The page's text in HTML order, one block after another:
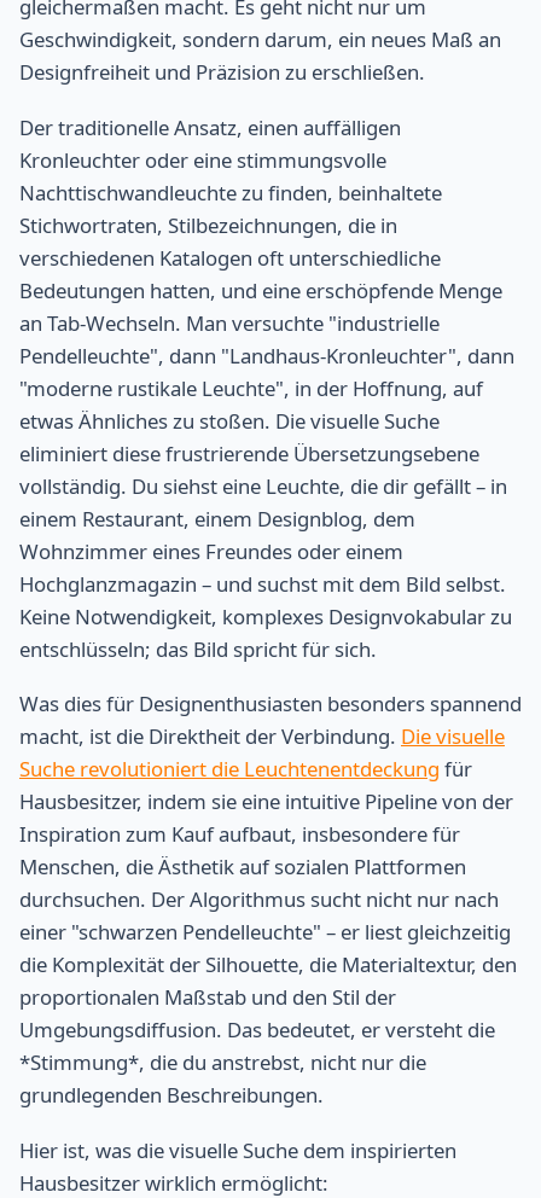
gleichermaßen macht. Es geht nicht nur um
Geschwindigkeit, sondern darum, ein neues Maß an
Designfreiheit und Präzision zu erschließen.
Der traditionelle Ansatz, einen auffälligen
Kronleuchter oder eine stimmungsvolle
Nachttischwandleuchte zu finden, beinhaltete
Stichwortraten, Stilbezeichnungen, die in
verschiedenen Katalogen oft unterschiedliche
Bedeutungen hatten, und eine erschöpfende Menge
an Tab-Wechseln. Man versuchte "industrielle
Pendelleuchte", dann "Landhaus-Kronleuchter", dann
"moderne rustikale Leuchte", in der Hoffnung, auf
etwas Ähnliches zu stoßen. Die visuelle Suche
eliminiert diese frustrierende Übersetzungsebene
vollständig. Du siehst eine Leuchte, die dir gefällt – in
einem Restaurant, einem Designblog, dem
Wohnzimmer eines Freundes oder einem
Hochglanzmagazin – und suchst mit dem Bild selbst.
Keine Notwendigkeit, komplexes Designvokabular zu
entschlüsseln; das Bild spricht für sich.
Was dies für Designenthusiasten besonders spannend
macht, ist die Direktheit der Verbindung. Die visuelle
Suche revolutioniert die Leuchtenentdeckung für
Hausbesitzer, indem sie eine intuitive Pipeline von der
Inspiration zum Kauf aufbaut, insbesondere für
Menschen, die Ästhetik auf sozialen Plattformen
durchsuchen. Der Algorithmus sucht nicht nur nach
einer "schwarzen Pendelleuchte" – er liest gleichzeitig
die Komplexität der Silhouette, die Materialtextur, den
proportionalen Maßstab und den Stil der
Umgebungsdiffusion. Das bedeutet, er versteht die
*Stimmung*, die du anstrebst, nicht nur die
grundlegenden Beschreibungen.
Hier ist, was die visuelle Suche dem inspirierten
Hausbesitzer wirklich ermöglicht: